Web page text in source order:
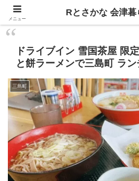
飲食、観光、イベント。食べ
ドライブイン 雪国茶屋 限
と餅ラーメンで三島町 ラン
三島町
メニュー
Rとさかな 会津暮